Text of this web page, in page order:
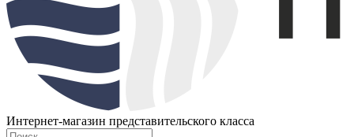
Интернет-магазин представительского класса